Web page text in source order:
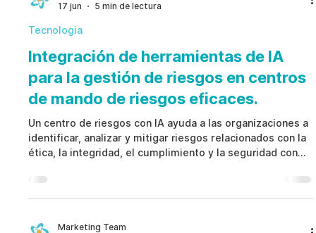
documentación sólida para respaldar decisiones de
17 jun
5 min de lectura
Tecnologia
Integración de herramientas de IA
para la gestión de riesgos en centros
de mando de riesgos eficaces.
Un centro de riesgos con IA ayuda a las organizaciones a
identificar, analizar y mitigar riesgos relacionados con la
ética, la integridad, el cumplimiento y la seguridad con
impulsadas por inteligencia artificial, las empresas
pueden automatizar el monitoreo, fortalecer el
transformar datos complejos en información accionable
Marketing Team